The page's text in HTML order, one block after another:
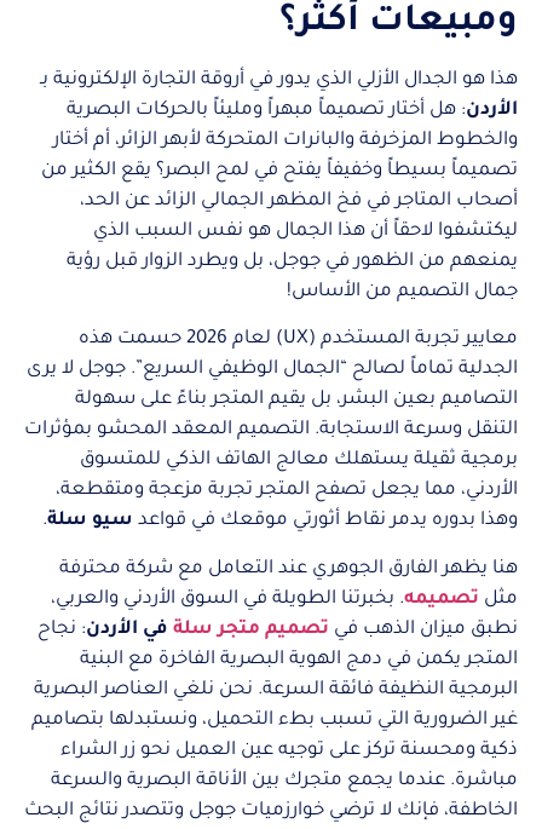
ومبيعات أكثر؟
هذا هو الجدال الأزلي الذي يدور في أروقة التجارة الإلكترونية بـ
الأردن: هل أختار تصميماً مبهراً ومليئاً بالحركات البصرية
والخطوط المزخرفة والبانرات المتحركة لأبهر الزائر، أم أختار
تصميماً بسيطاً وخفيفاً يفتح في لمح البصر؟ يقع الكثير من
أصحاب المتاجر في فخ المظهر الجمالي الزائد عن الحد،
ليكتشفوا لاحقاً أن هذا الجمال هو نفس السبب الذي
يمنعهم من الظهور في جوجل، بل ويطرد الزوار قبل رؤية
جمال التصميم من الأساس!
معايير تجربة المستخدم (UX) لعام 2026 حسمت هذه
الجدلية تماماً لصالح “الجمال الوظيفي السريع”. جوجل لا يرى
التصاميم بعين البشر، بل يقيم المتجر بناءً على سهولة
التنقل وسرعة الاستجابة. التصميم المعقد المحشو بمؤثرات
برمجية ثقيلة يستهلك معالج الهاتف الذكي للمتسوق
الأردني، مما يجعل تصفح المتجر تجربة مزعجة ومتقطعة،
وهذا بدوره يدمر نقاط أثورتي موقعك في قواعد سيو سلة.
هنا يظهر الفارق الجوهري عند التعامل مع شركة محترفة
مثل تصميمه. بخبرتنا الطويلة في السوق الأردني والعربي،
نطبق ميزان الذهب في تصميم متجر سلة في الأردن: نجاح
المتجر يكمن في دمج الهوية البصرية الفاخرة مع البنية
البرمجية النظيفة فائقة السرعة. نحن نلغي العناصر البصرية
غير الضرورية التي تسبب بطء التحميل، ونستبدلها بتصاميم
ذكية ومحسنة تركز على توجيه عين العميل نحو زر الشراء
مباشرة. عندما يجمع متجرك بين الأناقة البصرية والسرعة
الخاطفة، فإنك لا ترضي خوارزميات جوجل وتتصدر نتائج البحث